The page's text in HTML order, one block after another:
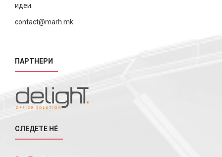
идеи.
contact@marh.mk
ПАРТНЕРИ
СЛЕДЕТЕ НÉ